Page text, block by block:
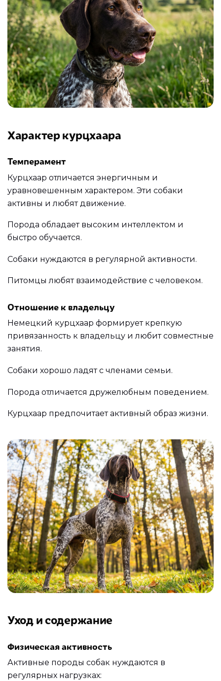
Характер курцхаара
Темперамент
Курцхаар отличается энергичным и
уравновешенным характером. Эти собаки
активны и любят движение.
Порода обладает высоким интеллектом и
быстро обучается.
Собаки нуждаются в регулярной активности.
Питомцы любят взаимодействие с человеком.
Отношение к владельцу
Немецкий курцхаар формирует крепкую
привязанность к владельцу и любит совместные
занятия.
Собаки хорошо ладят с членами семьи.
Порода отличается дружелюбным поведением.
Курцхаар предпочитает активный образ жизни.
Уход и содержание
Физическая активность
Активные породы собак нуждаются в
регулярных нагрузках: